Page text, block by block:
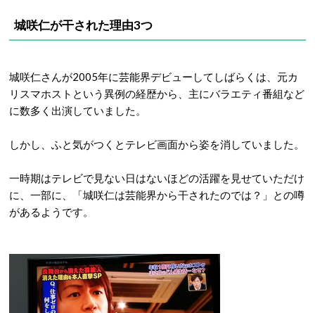
城咲仁が干された理由3つ
城咲仁さんが2005年に芸能界デビューしてしばらくは、元カ
リスマホストという異例の経歴から、主にバラエティ番組など
に数多く出演していました。
しかし、ふと気がつくとテレビ画面から姿を消していました。
一時期はテレビで見ない日はないほどの活躍を見せていただけ
に、一部に、「城咲仁は芸能界から干されたのでは？」との噂
があるようです。